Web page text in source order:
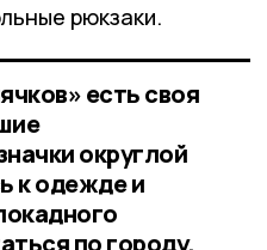
рюкзаки.
есть своя
округлой
к одежде и
по городу,